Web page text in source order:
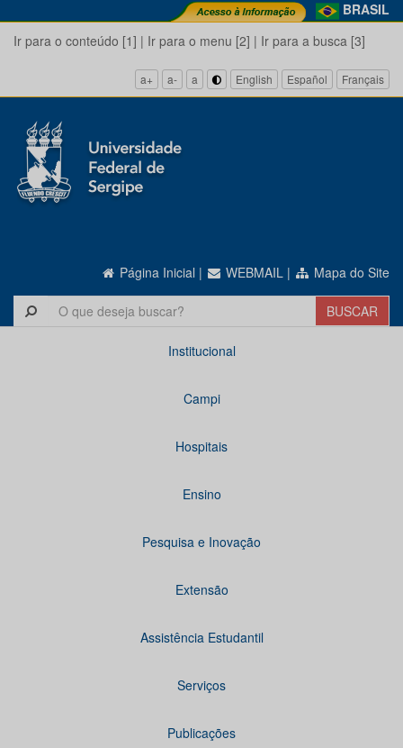
BRASIL
Ir para o conteúdo [1] | Ir para o menu [2] | Ir para a busca [3]
a+ a- a English Español Français
Página Inicial | WEBMAIL | Mapa do Site
Institucional
Campi
Hospitais
Ensino
Pesquisa e Inovação
Extensão
Assistência Estudantil
Serviços
Publicações